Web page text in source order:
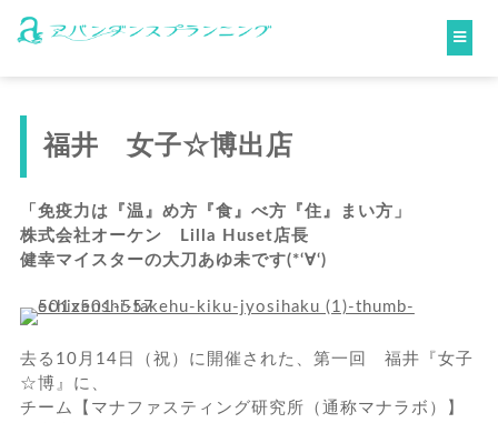
福井 女子☆博出店
「免疫力は『温』め方『食』べ方『住』まい方」
株式会社オーケン Lilla Huset店長
健幸マイスターの大刀あゆ未です(*‘∀‘)
去る10月14日（祝）に開催された、第一回 福井『女子
☆博』に、
チーム【マナファスティング研究所（通称マナラボ）】